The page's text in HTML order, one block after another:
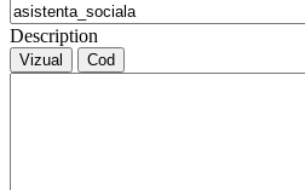
Description
Vizual Cod